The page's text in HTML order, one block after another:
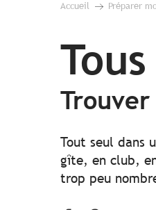
Accueil Préparer
Tout seul dans
gîte, en club,
trop peu